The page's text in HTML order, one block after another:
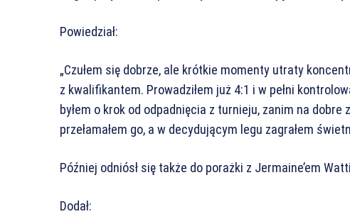
Powiedział:
„Czułem się dobrze, ale krótkie momenty utraty
z kwalifikantem. Prowadziłem już 4:1 i w pełni
byłem o krok od odpadnięcia z turnieju, zanim na
przełamałem go, a w decydującym legu zagrałem
Później odniósł się także do porażki z Jermaine’em
Dodał: